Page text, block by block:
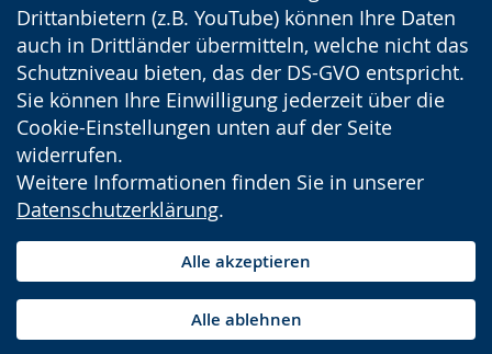
Drittanbietern (z.B. YouTube) können Ihre Daten
auch in Drittländer übermitteln, welche nicht das
Schutzniveau bieten, das der DS-GVO entspricht.
Sie können Ihre Einwilligung jederzeit über die
Cookie-Einstellungen unten auf der Seite
widerrufen.
Weitere Informationen finden Sie in unserer
Datenschutzerklärung.
Alle akzeptieren
Alle ablehnen